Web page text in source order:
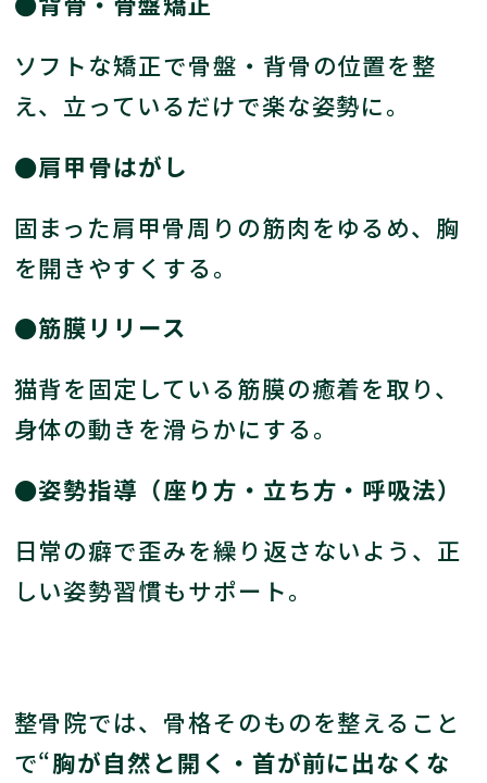
ソフトな矯正で骨盤・背骨の位置を整
え、立っているだけで楽な姿勢に。
●肩甲骨はがし
固まった肩甲骨周りの筋肉をゆるめ、胸
を開きやすくする。
●筋膜リリース
猫背を固定している筋膜の癒着を取り、
身体の動きを滑らかにする。
●姿勢指導（座り方・立ち方・呼吸法）
日常の癖で歪みを繰り返さないよう、正
しい姿勢習慣もサポート。
整骨院では、骨格そのものを整えること
で“胸が自然と開く・首が前に出なくな